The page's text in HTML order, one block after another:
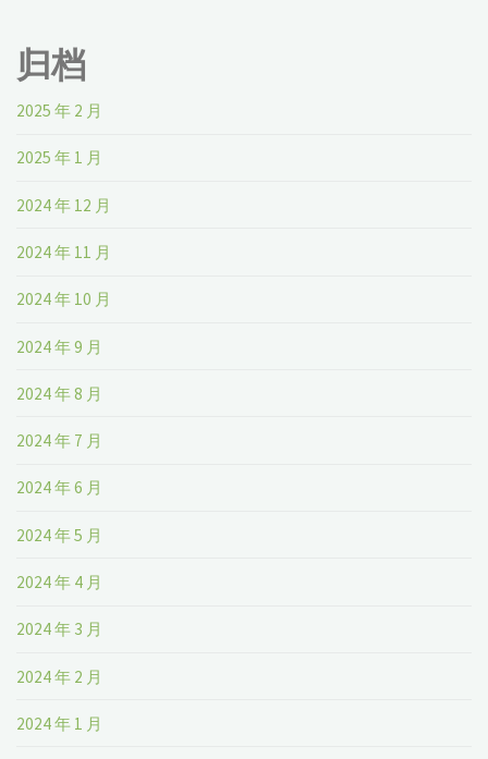
归档
2025 年 2 月
2025 年 1 月
2024 年 12 月
2024 年 11 月
2024 年 10 月
2024 年 9 月
2024 年 8 月
2024 年 7 月
2024 年 6 月
2024 年 5 月
2024 年 4 月
2024 年 3 月
2024 年 2 月
2024 年 1 月